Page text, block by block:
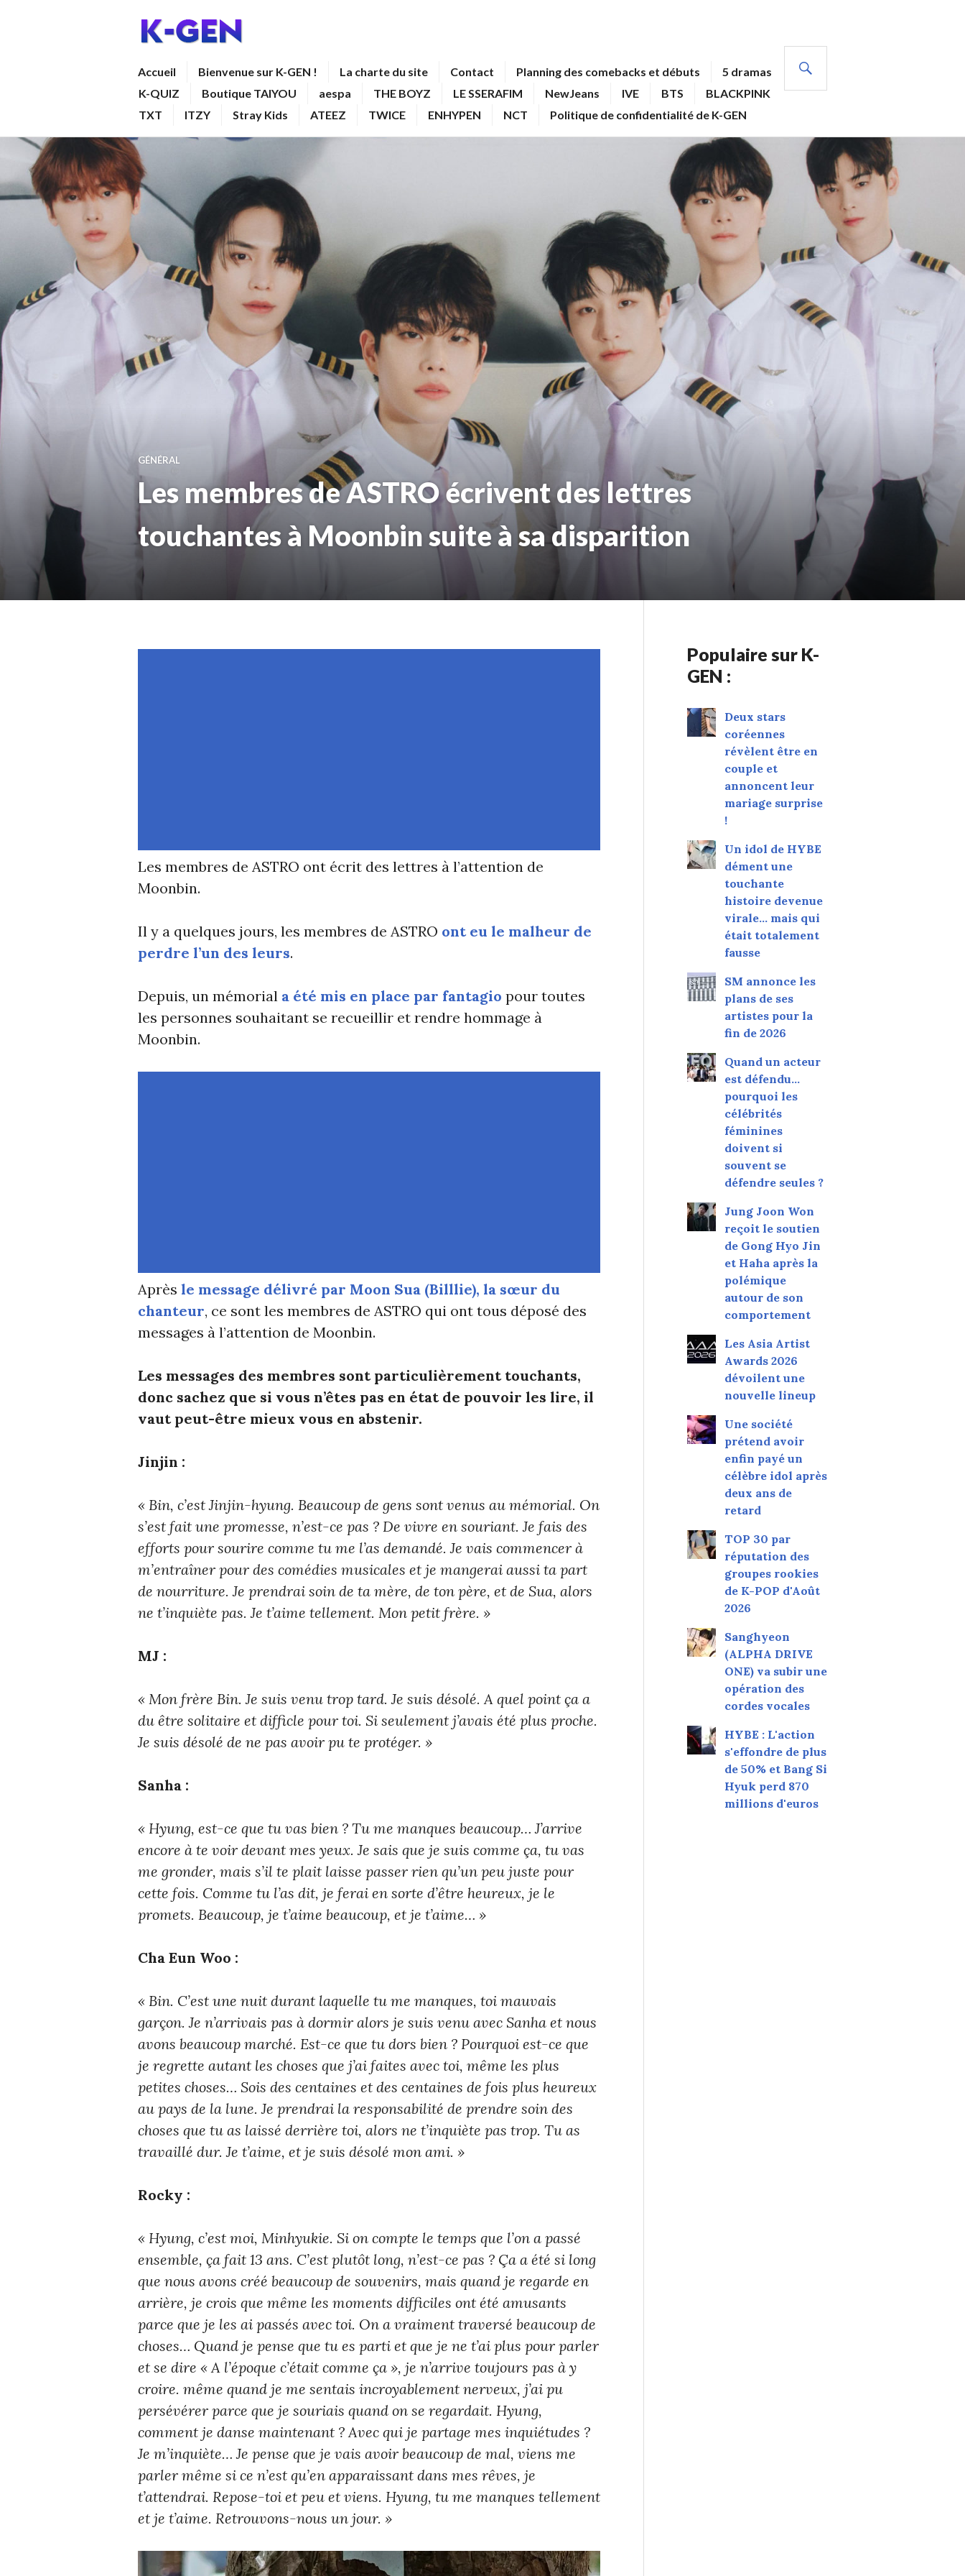
Accueil Bienvenue sur K-GEN ! La charte du site Contact Planning des comebacks et débuts
5 dramas
K-QUIZ
Boutique TAIYOU aespa THE BOYZ LE SSERAFIM NewJeans IVE BTS
BLACKPINK
TXT
ITZY Stray Kids ATEEZ TWICE ENHYPEN NCT Politique de confidentialité de K-GEN
GÉNÉRAL
Les membres de ASTRO écrivent des lettres
touchantes à Moonbin suite à sa disparition
Les membres de ASTRO ont écrit des lettres à l’attention de
Moonbin.
Il y a quelques jours, les membres de ASTRO ont eu le malheur de
perdre l’un des leurs.
Depuis, un mémorial a été mis en place par fantagio pour toutes
les personnes souhaitant se recueillir et rendre hommage à
Moonbin.
Après le message délivré par Moon Sua (Billlie), la sœur du
chanteur, ce sont les membres de ASTRO qui ont tous déposé des
messages à l’attention de Moonbin.
Les messages des membres sont particulièrement touchants,
donc sachez que si vous n’êtes pas en état de pouvoir les lire, il
vaut peut-être mieux vous en abstenir.
Jinjin :
« Bin, c’est Jinjin-hyung. Beaucoup de gens sont venus au mémorial. On
s’est fait une promesse, n’est-ce pas ? De vivre en souriant. Je fais des
efforts pour sourire comme tu me l’as demandé. Je vais commencer à
m’entraîner pour des comédies musicales et je mangerai aussi ta part
de nourriture. Je prendrai soin de ta mère, de ton père, et de Sua, alors
ne t’inquiète pas. Je t’aime tellement. Mon petit frère. »
MJ :
« Mon frère Bin. Je suis venu trop tard. Je suis désolé. A quel point ça a
du être solitaire et difficle pour toi. Si seulement j’avais été plus proche.
Je suis désolé de ne pas avoir pu te protéger. »
Sanha :
« Hyung, est-ce que tu vas bien ? Tu me manques beaucoup… J’arrive
encore à te voir devant mes yeux. Je sais que je suis comme ça, tu vas
me gronder, mais s’il te plait laisse passer rien qu’un peu juste pour
cette fois. Comme tu l’as dit, je ferai en sorte d’être heureux, je le
promets. Beaucoup, je t’aime beaucoup, et je t’aime… »
Cha Eun Woo :
« Bin. C’est une nuit durant laquelle tu me manques, toi mauvais
garçon. Je n’arrivais pas à dormir alors je suis venu avec Sanha et nous
avons beaucoup marché. Est-ce que tu dors bien ? Pourquoi est-ce que
je regrette autant les choses que j’ai faites avec toi, même les plus
petites choses… Sois des centaines et des centaines de fois plus heureux
au pays de la lune. Je prendrai la responsabilité de prendre soin des
choses que tu as laissé derrière toi, alors ne t’inquiète pas trop. Tu as
travaillé dur. Je t’aime, et je suis désolé mon ami. »
Rocky :
« Hyung, c’est moi, Minhyukie. Si on compte le temps que l’on a passé
ensemble, ça fait 13 ans. C’est plutôt long, n’est-ce pas ? Ça a été si long
que nous avons créé beaucoup de souvenirs, mais quand je regarde en
arrière, je crois que même les moments difficiles ont été amusants
parce que je les ai passés avec toi. On a vraiment traversé beaucoup de
choses… Quand je pense que tu es parti et que je ne t’ai plus pour parler
et se dire « A l’époque c’était comme ça », je n’arrive toujours pas à y
croire. même quand je me sentais incroyablement nerveux, j’ai pu
persévérer parce que je souriais quand on se regardait. Hyung,
comment je danse maintenant ? Avec qui je partage mes inquiétudes ?
Je m’inquiète… Je pense que je vais avoir beaucoup de mal, viens me
parler même si ce n’est qu’en apparaissant dans mes rêves, je
t’attendrai. Repose-toi et peu et viens. Hyung, tu me manques tellement
et je t’aime. Retrouvons-nous un jour. »
Populaire sur K-
GEN :
Deux stars
coréennes
révèlent être en
couple et
annoncent leur
mariage surprise
!
Un idol de HYBE
dément une
touchante
histoire devenue
virale... mais qui
était totalement
fausse
SM annonce les
plans de ses
artistes pour la
fin de 2026
Quand un acteur
est défendu…
pourquoi les
célébrités
féminines
doivent si
souvent se
défendre seules ?
Jung Joon Won
reçoit le soutien
de Gong Hyo Jin
et Haha après la
polémique
autour de son
comportement
Les Asia Artist
Awards 2026
dévoilent une
nouvelle lineup
Une société
prétend avoir
enfin payé un
célèbre idol après
deux ans de
retard
TOP 30 par
réputation des
groupes rookies
de K-POP d'Août
2026
Sanghyeon
(ALPHA DRIVE
ONE) va subir une
opération des
cordes vocales
HYBE : L'action
s'effondre de plus
de 50% et Bang Si
Hyuk perd 870
millions d'euros